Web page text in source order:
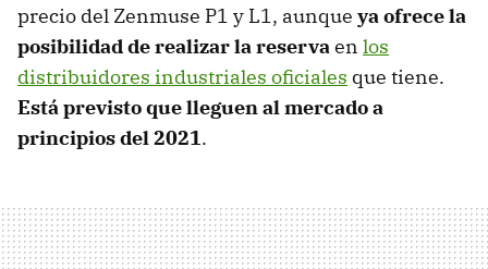
precio del Zenmuse P1 y L1, aunque ya ofrece la
posibilidad de realizar la reservaen los
distribuidores industriales oficiales que tiene.
Está previsto que lleguen al mercado a
principios del 2021.